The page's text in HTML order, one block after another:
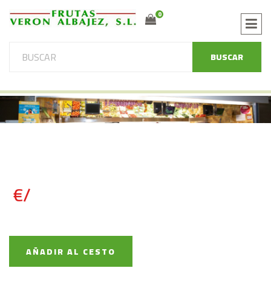
0
BUSCAR
€/
AÑADIR AL CESTO